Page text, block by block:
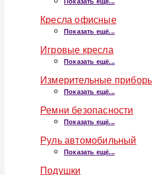
Кресла офисные
Показать ещё...
Игровые кресла
Показать ещё...
Измерительные
Показать ещё...
Ремни безопасности
Показать ещё...
Руль автомобильный
Показать ещё...
Подушки